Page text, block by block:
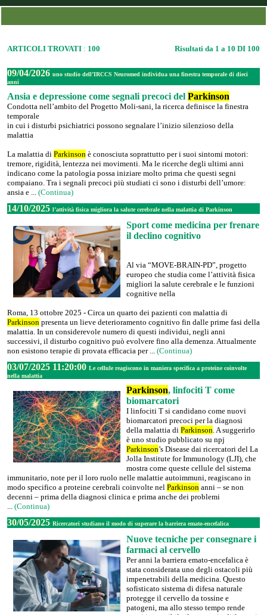
ARTICOLI TROVATI : 100 Risultati da 1 a 10 DI 100
09/04/2026 uno studio dell’IRCCS Neuromed individua una finestra temporale di dieci
anni
Ansia e depressione come segnali precoci del Parkinson
Condotta nell’ambito del Progetto Moli-sani, la ricerca definisce la finestra
temporale
in cui i disturbi psichiatrici possono segnalare l’inizio silenzioso della
malattia
La malattia di Parkinson è conosciuta soprattutto per i suoi sintomi motori:
tremore, rigidità, lentezza nei movimenti. Ma le ricerche degli ultimi anni
indicano come la patologia possa iniziare molto prima che questi segni
compaiano. Tra i segnali precoci più studiati ci sono i disturbi dell’umore:
ansia e ... (Continua)
14/10/2025 l’attività fisica migliora la salute cerebrale nella malattia di Parkinson
Sport come medicina per frenare
il declino cognitivo
Al via “MOVE-BRAIN-PD”, progetto
europeo che studia come l’attività fisica
migliori la salute cerebrale e le funzioni
cognitive nella
Roma, 13 ottobre 2025 - Circa un quarto dei pazienti con malattia di
Parkinson presenta un lieve deterioramento cognitivo fin dalle prime fasi della
malattia. In un considerevole numero di questi individui, negli anni
successivi, il disturbo cognitivo può evolvere fino alla demenza. Attualmente
non esistono terapie di provata efficacia per ... (Continua)
03/07/2025 11:20:00 Le cellule reagiscono in maniera specifica a proteine coinvolte
nella malattia
Parkinson, linfociti T come
biomarcatori
I linfociti T si candidano come nuovi
biomarcatori precoci per la diagnosi
della malattia di Parkinson. A suggerirlo
è uno studio pubblicato su npj
Parkinson’s Disease dai ricercatori del La
Jolla Institute for Immunology (LJI), che
mostra come queste cellule del sistema
immunitario, note per il loro ruolo nelle malattie autoimmuni, reagiscano in
modo specifico a proteine cerebrali coinvolte nel Parkinson anni – se non
decenni – prima della diagnosi clinica e prima anche dei problemi
... (Continua)
30/05/2025 Ricercatori studiano il modo di superare la barriera emato-encefalica
Nuove tecniche per consegnare i
farmaci al cervello
Per anni la barriera emato-encefalica è
stata considerata uno degli ostacoli più
impenetrabili della medicina. Questo
sofisticato sistema di difesa naturale
protegge il cervello da tossine e
patogeni, ma allo stesso tempo rende